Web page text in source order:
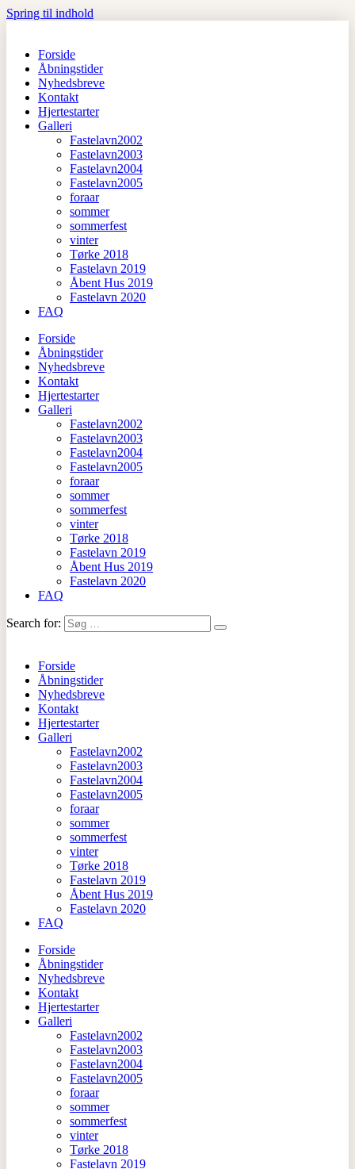
Spring til indhold
Forside
Åbningstider
Nyhedsbreve
Kontakt
Hjertestarter
Galleri
Fastelavn2002
Fastelavn2003
Fastelavn2004
Fastelavn2005
foraar
sommer
sommerfest
vinter
Tørke 2018
Fastelavn 2019
Åbent Hus 2019
Fastelavn 2020
FAQ
Forside
Åbningstider
Nyhedsbreve
Kontakt
Hjertestarter
Galleri
Fastelavn2002
Fastelavn2003
Fastelavn2004
Fastelavn2005
foraar
sommer
sommerfest
vinter
Tørke 2018
Fastelavn 2019
Åbent Hus 2019
Fastelavn 2020
FAQ
Search for:
Forside
Åbningstider
Nyhedsbreve
Kontakt
Hjertestarter
Galleri
Fastelavn2002
Fastelavn2003
Fastelavn2004
Fastelavn2005
foraar
sommer
sommerfest
vinter
Tørke 2018
Fastelavn 2019
Åbent Hus 2019
Fastelavn 2020
FAQ
Forside
Åbningstider
Nyhedsbreve
Kontakt
Hjertestarter
Galleri
Fastelavn2002
Fastelavn2003
Fastelavn2004
Fastelavn2005
foraar
sommer
sommerfest
vinter
Tørke 2018
Fastelavn 2019